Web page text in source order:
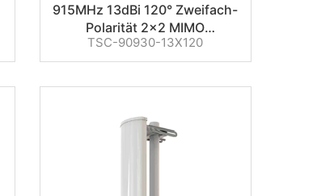
915MHz 13dBi 120° Zweifach-
Polarität 2×2 MIMO
Sektorantenne
TSC-90930-13X120